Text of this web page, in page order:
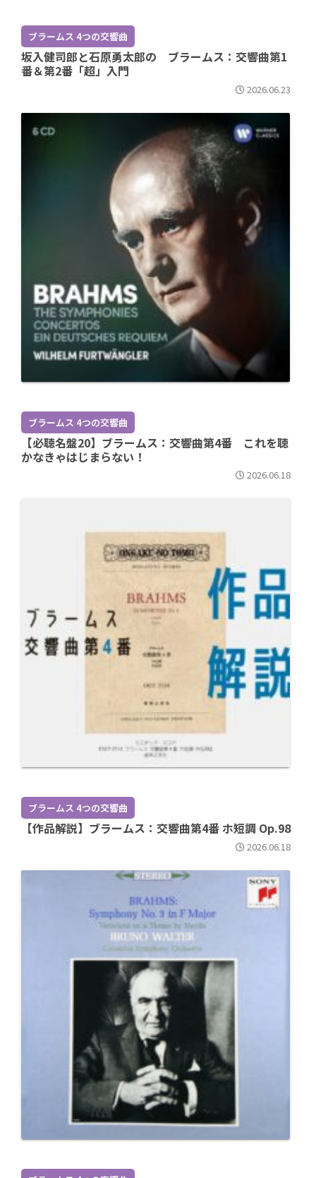
ブラームス 4つの交響曲
坂入健司郎と石原勇太郎の ブラームス：交響曲第1
番＆第2番「超」入門
2026.06.23
ブラームス 4つの交響曲
【必聴名盤20】ブラームス：交響曲第4番 これを聴
かなきゃはじまらない！
2026.06.18
ブラームス 4つの交響曲
【作品解説】ブラームス：交響曲第4番 ホ短調 Op.98
2026.06.18